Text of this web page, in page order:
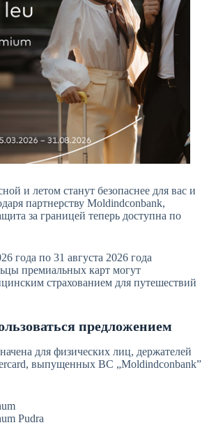
и летом станут безопаснее для вас и
партнерству Moldindconbank,
за границей теперь доступна по
года по 31 августа 2026 года
премиальных карт могут
страхованием для путешествий
предложением
для физических лиц, держателей
выпущенных BC „Moldindconbank”
Pudra